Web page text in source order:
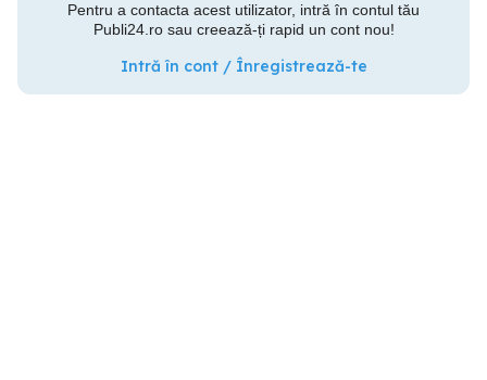
Pentru a contacta acest utilizator, intră în contul tău
Publi24.ro sau creează-ți rapid un cont nou!
Intră în cont / Înregistrează-te